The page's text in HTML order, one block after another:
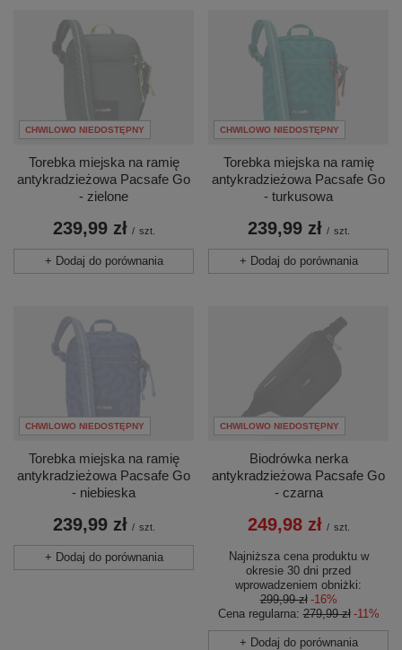
CHWILOWO NIEDOSTĘPNY
Torebka miejska na ramię
antykradzieżowa Pacsafe Go
- zielone
239,99 zł / szt.
+ Dodaj do porównania
CHWILOWO NIEDOSTĘPNY
Torebka miejska na ramię
antykradzieżowa Pacsafe Go
- turkusowa
239,99 zł / szt.
+ Dodaj do porównania
CHWILOWO NIEDOSTĘPNY
Torebka miejska na ramię
antykradzieżowa Pacsafe Go
- niebieska
239,99 zł / szt.
+ Dodaj do porównania
CHWILOWO NIEDOSTĘPNY
Biodrówka nerka
antykradzieżowa Pacsafe Go
- czarna
249,98 zł / szt.
Najniższa cena produktu w
okresie 30 dni przed
wprowadzeniem obniżki:
299,99 zł -16%
Cena regularna:279,99 zł -11%
+ Dodaj do porównania